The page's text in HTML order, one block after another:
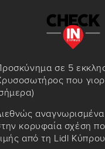
σε 5
που
κορυφαία σχέση
από τη Lidl Κύπρου